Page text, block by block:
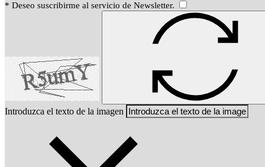
* Deseo suscribirme al servicio de Newsletter.
Introduzca el texto de la imagen